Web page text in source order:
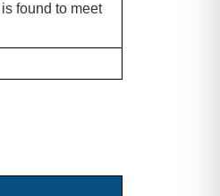
found to meet